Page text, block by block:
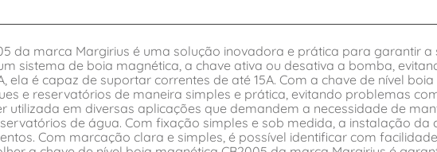
da marca Margirius é uma solução inovadora e prática para garantir
sistema de boia magnética, a chave ativa ou desativa a bomba,
ela é capaz de suportar correntes de até 15A. Com a chave de nível
e reservatórios de maneira simples e prática, evitando problemas
utilizada em diversas aplicações que demandem a necessidade de
de água. Com fixação simples e sob medida, a instalação da
Com marcação clara e simples, é possível identificar com